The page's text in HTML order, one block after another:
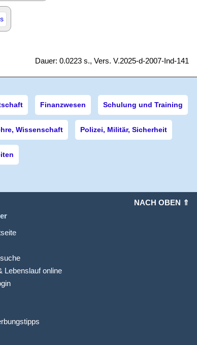
Dauer: 0.0223 s., Vers. V.2025-d-2007-Ind-141
Finanzwesen Schulung und Training
Wissenschaft Polizei, Militär, Sicherheit
NACH OBEN ⇑
Lebenslauf online